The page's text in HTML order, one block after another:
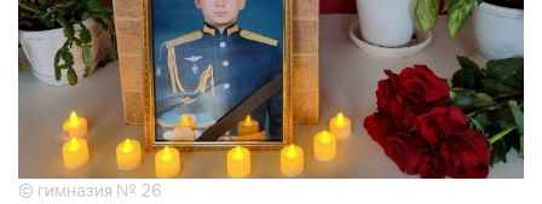
© гимназия № 26